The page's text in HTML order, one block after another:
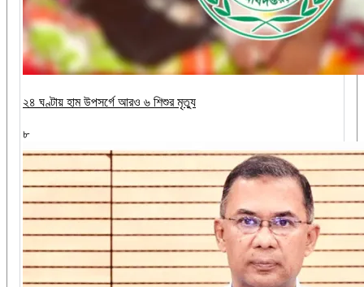
২৪ ঘণ্টায় হাম উপসর্গে আরও ৬ শিশুর মৃত্যু
৮